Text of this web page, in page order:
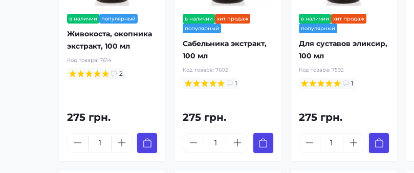
в наличии популярный
Живокоста, окопника
экстракт, 100 мл
Код товара: 7614
2
275 грн.
в наличии
хит продаж
популярный
Сабельника экстракт,
100 мл
Код товара:7602
1
275 грн.
в наличии
хит продаж
популярный
Для суставов эликсир,
100 мл
Код товара: 7592
1
275 грн.